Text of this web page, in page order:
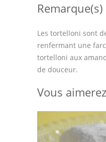
Remarque(s)
Les tortelloni sont
renfermant une
tortelloni aux
de douceur.
Vous